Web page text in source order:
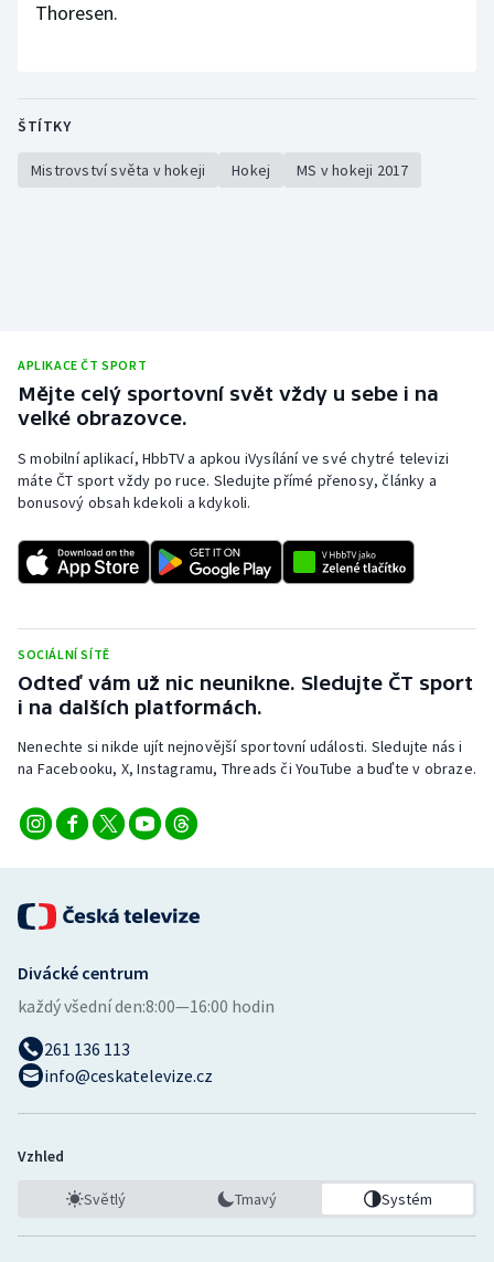
Thoresen.
ŠTÍTKY
Mistrovství světa v hokeji Hokej MS v hokeji 2017
APLIKACE ČT SPORT
Mějte celý sportovní svět vždy u sebe i na
velké obrazovce.
S mobilní aplikací, HbbTV a apkou iVysílání ve své chytré televizi
máte ČT sport vždy po ruce. Sledujte přímé přenosy, články a
bonusový obsah kdekoli a kdykoli.
SOCIÁLNÍ SÍTĚ
Odteď vám už nic neunikne. Sledujte ČT sport
i na dalších platformách.
Nenechte si nikde ujít nejnovější sportovní události. Sledujte nás i
na Facebooku, X, Instagramu, Threads či YouTube a buďte v obraze.
Divácké centrum
každý všední den:8:00—16:00 hodin
261 136 113
info@ceskatelevize.cz
Vzhled
Světlý Tmavý Systém